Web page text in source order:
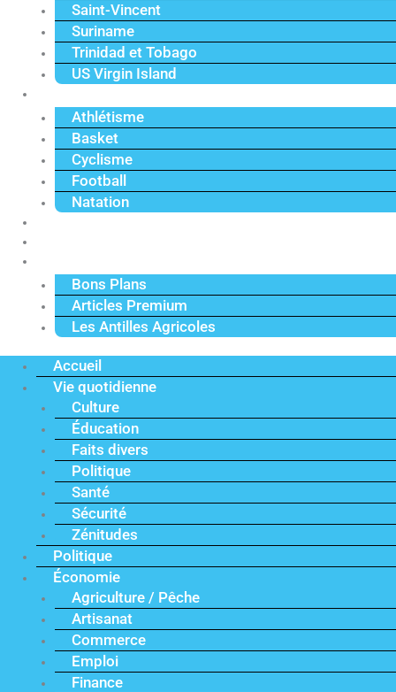
Saint-Vincent
Suriname
Trinidad et Tobago
US Virgin Island
Athlétisme
Basket
Cyclisme
Football
Natation
Bons Plans
Articles Premium
Les Antilles Agricoles
Accueil
Vie quotidienne
Culture
Éducation
Faits divers
Politique
Santé
Sécurité
Zénitudes
Politique
Économie
Agriculture / Pêche
Artisanat
Commerce
Emploi
Finance